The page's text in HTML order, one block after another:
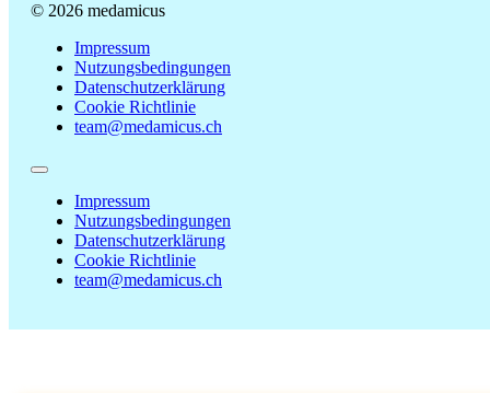
© 2026 medamicus
Impressum
Nutzungsbedingungen
Datenschutzerklärung
Cookie Richtlinie
team@medamicus.ch
Impressum
Nutzungsbedingungen
Datenschutzerklärung
Cookie Richtlinie
team@medamicus.ch